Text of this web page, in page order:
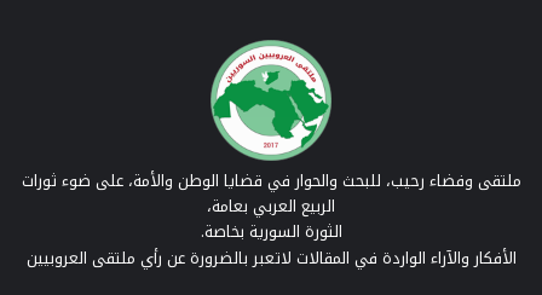
ملتقى وفضاء رحيب، للبحث والحوار في قضايا الوطن والأمة، على ضوء ثورات
الربيع العربي بعامة،
الثورة السورية بخاصة.
الأفكار والآراء الواردة في المقالات لاتعبر بالضرورة عن رأي ملتقى العروبيين